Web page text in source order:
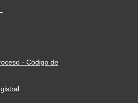
- Código de